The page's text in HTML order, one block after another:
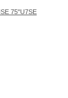
75"U7SE